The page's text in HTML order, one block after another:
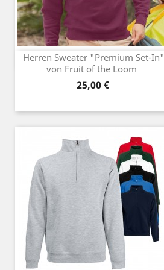
Herren Sweater "Premium Set-In"
von Fruit of the Loom
Preis
25,00 €